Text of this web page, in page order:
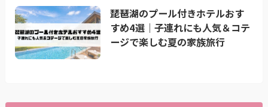
琵琶湖のプール付きホテルおす
すめ4選｜子連れにも人気＆コテ
ージで楽しむ夏の家族旅行